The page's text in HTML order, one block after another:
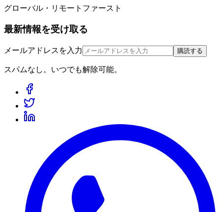
グローバル・リモートファースト
最新情報を受け取る
メールアドレスを入力 購読する
スパムなし。いつでも解除可能。